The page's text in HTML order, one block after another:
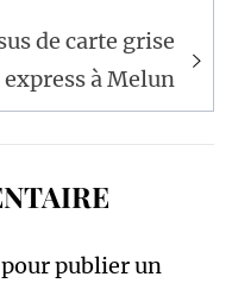
de carte grise
express à Melun
pour publier un